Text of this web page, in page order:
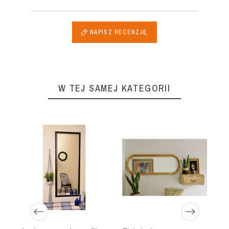
NAPISZ RECENZJĘ
W TEJ SAMEJ KATEGORII